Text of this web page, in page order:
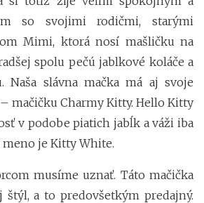
so svojimi rodičmi, starými
Mimi, ktorá nosí mašličku na
spolu pečú jablkové koláče a
Naša slávna mačka má aj svoje
mačičku Charmy Kitty. Hello Kitty
v podobe piatich jabĺk a váži iba
meno je Kitty White.
musíme uznať. Táto mačička
štýl, a to predovšetkým predajný.